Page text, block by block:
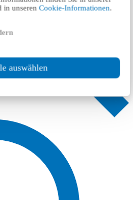
in unserenCookie-Informationen.
auswählen